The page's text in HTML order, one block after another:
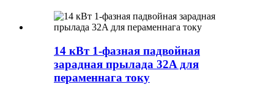
14 кВт 1-фазная падвойная
зарадная прылада 32A для
пераменнага току